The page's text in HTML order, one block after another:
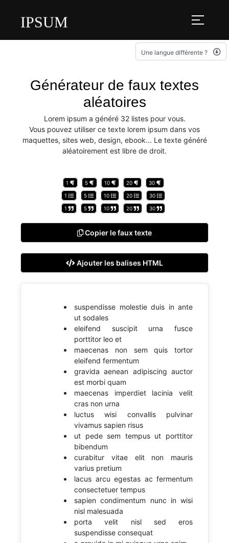
IPSUM
Une langue différente ?
Générateur de faux textes
aléatoires
Lorem ipsum a généré 32 listes pour vous.
Vous pouvez utiliser ce texte lorem ipsum dans vos
maquettes, sites web, design, ebook... Le texte généré
aléatoirement est libre de droit.
1 5 10 20 30
1 5 10 20 30
1 5 10 20 30
Copier le faux texte
Ajouter les balises HTML
suspendisse molestie duis in ante
ut sodales
eleifend suscipit urna fusce
porttitor leo et
maecenas non sem quis tortor
eleifend fermentum
gravida aenean adipiscing auctor
est morbi quam
maecenas imperdiet lacinia velit
cras non urna
luctus wisi convallis pulvinar
vivamus sapien risus
ut pede sem tempus ut porttitor
bibendum
curabitur vitae elit non mauris
varius pretium
lacus arcu egestas ac fermentum
consectetuer tempus
sapien condimentum nunc in wisi
nisl malesuada
porta velit nisl sed eros
suspendisse consequat